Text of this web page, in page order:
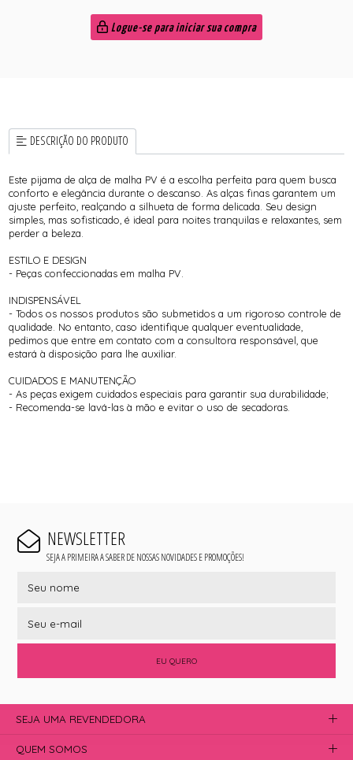
Logue-se para iniciar sua compra
DESCRIÇÃO DO PRODUTO
Este pijama de alça de malha PV é a escolha perfeita para quem busca
conforto e elegância durante o descanso. As alças finas garantem um
ajuste perfeito, realçando a silhueta de forma delicada. Seu design
simples, mas sofisticado, é ideal para noites tranquilas e relaxantes, sem
perder a beleza.
ESTILO E DESIGN
- Peças confeccionadas em malha PV.
INDISPENSÁVEL
- Todos os nossos produtos são submetidos a um rigoroso controle de
qualidade. No entanto, caso identifique qualquer eventualidade,
pedimos que entre em contato com a consultora responsável, que
estará à disposição para lhe auxiliar.
CUIDADOS E MANUTENÇÃO
- As peças exigem cuidados especiais para garantir sua durabilidade;
- Recomenda-se lavá-las à mão e evitar o uso de secadoras.
NEWSLETTER
SEJA A PRIMEIRA A SABER DE NOSSAS NOVIDADES E PROMOÇÕES!
EU QUERO
SEJA UMA REVENDEDORA
QUEM SOMOS